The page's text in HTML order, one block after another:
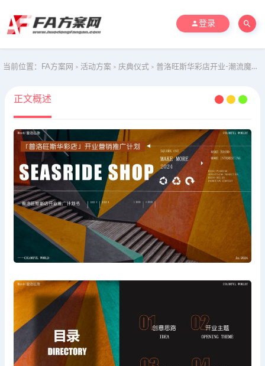
登录
当前位置： FA方案网 > 活动方案 > 庆典仪式 > 普洛旺斯华彩店开业-潮流魔都生活服务品牌营销推广方案
正文概述